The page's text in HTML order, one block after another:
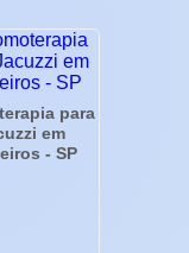
para
em
- SP